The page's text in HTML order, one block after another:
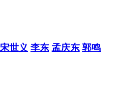
宋世义 李东 孟庆东 郭鸣